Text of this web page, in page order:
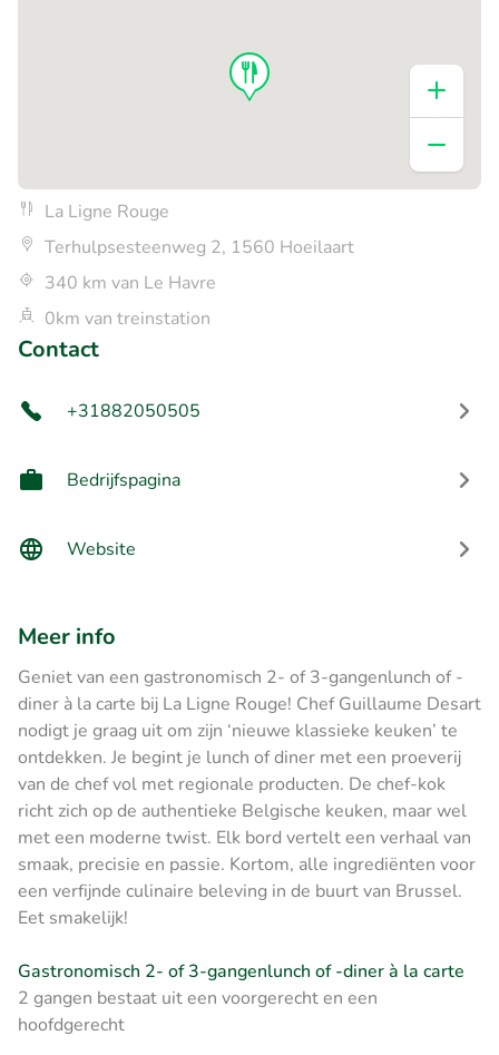
La Ligne Rouge
Terhulpsesteenweg 2, 1560 Hoeilaart
340 km van Le Havre
0km van treinstation
Contact
+31882050505
Bedrijfspagina
Website
Meer info
Geniet van een gastronomisch 2- of 3-gangenlunch of -
diner à la carte bij La Ligne Rouge! Chef Guillaume Desart
nodigt je graag uit om zijn ‘nieuwe klassieke keuken’ te
ontdekken. Je begint je lunch of diner met een proeverij
van de chef vol met regionale producten. De chef-kok
richt zich op de authentieke Belgische keuken, maar wel
met een moderne twist. Elk bord vertelt een verhaal van
smaak, precisie en passie. Kortom, alle ingrediënten voor
een verfijnde culinaire beleving in de buurt van Brussel.
Eet smakelijk!
Gastronomisch 2- of 3-gangenlunch of -diner à la carte
2 gangen bestaat uit een voorgerecht en een
hoofdgerecht